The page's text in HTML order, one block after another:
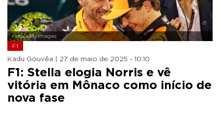
Foto: XPB Images
F1
Kadu Gouvêa | 27 de maio de 2025 - 10:10
F1: Stella elogia Norris e vê
vitória em Mônaco como início de
nova fase